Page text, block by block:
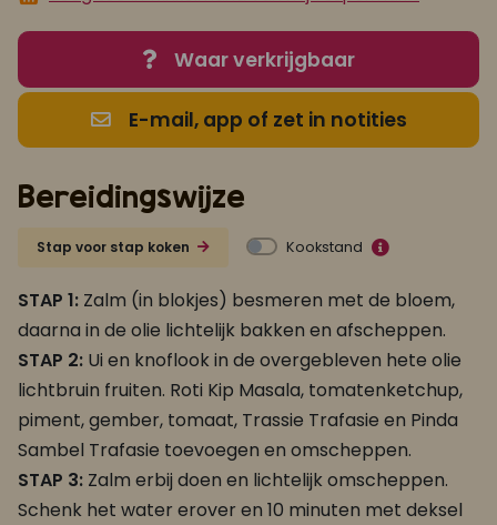
Waar verkrijgbaar
E-mail, app of zet in notities
Bereidingswijze
Stap voor stap koken Kookstand
STAP 1: Zalm (in blokjes) besmeren met de bloem,
daarna in de olie lichtelijk bakken en afscheppen.
STAP 2: Ui en knoflook in de overgebleven hete olie
lichtbruin fruiten. Roti Kip Masala, tomatenketchup,
piment, gember, tomaat, Trassie Trafasie en Pinda
Sambel Trafasie toevoegen en omscheppen.
STAP 3: Zalm erbij doen en lichtelijk omscheppen.
Schenk het water erover en 10 minuten met deksel